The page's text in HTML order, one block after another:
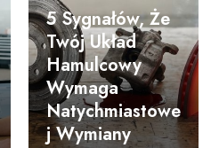
5 Sygnałów, Że
Twój Układ
Hamulcowy
Wymaga
Natychmiastowe
J Wymiany